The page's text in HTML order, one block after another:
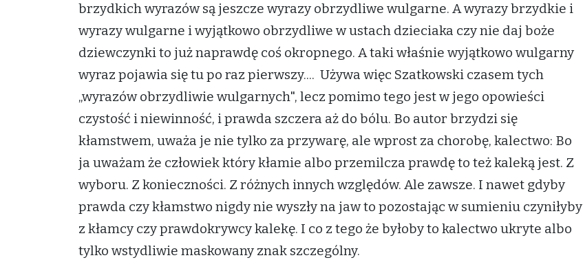
brzydkich wyrazów są jeszcze wyrazy obrzydliwe wulgarne. A wyrazy brzydkie i
wyrazy wulgarne i wyjątkowo obrzydliwe w ustach dzieciaka czy nie daj boże
dziewczynki to już naprawdę coś okropnego. A taki właśnie wyjątkowo wulgarny
wyraz pojawia się tu po raz pierwszy.... Używa więc Szatkowski czasem tych
„wyrazów obrzydliwie wulgarnych", lecz pomimo tego jest w jego opowieści
czystość i niewinność, i prawda szczera aż do bólu. Bo autor brzydzi się
kłamstwem, uważa je nie tylko za przywarę, ale wprost za chorobę, kalectwo: Bo
ja uważam że człowiek który kłamie albo przemilcza prawdę to też kaleką jest. Z
wyboru. Z konieczności. Z różnych innych względów. Ale zawsze. I nawet gdyby
prawda czy kłamstwo nigdy nie wyszły na jaw to pozostając w sumieniu czyniłyby
z kłamcy czy prawdokrywcy kalekę. I co z tego że byłoby to kalectwo ukryte albo
tylko wstydliwie maskowany znak szczególny.